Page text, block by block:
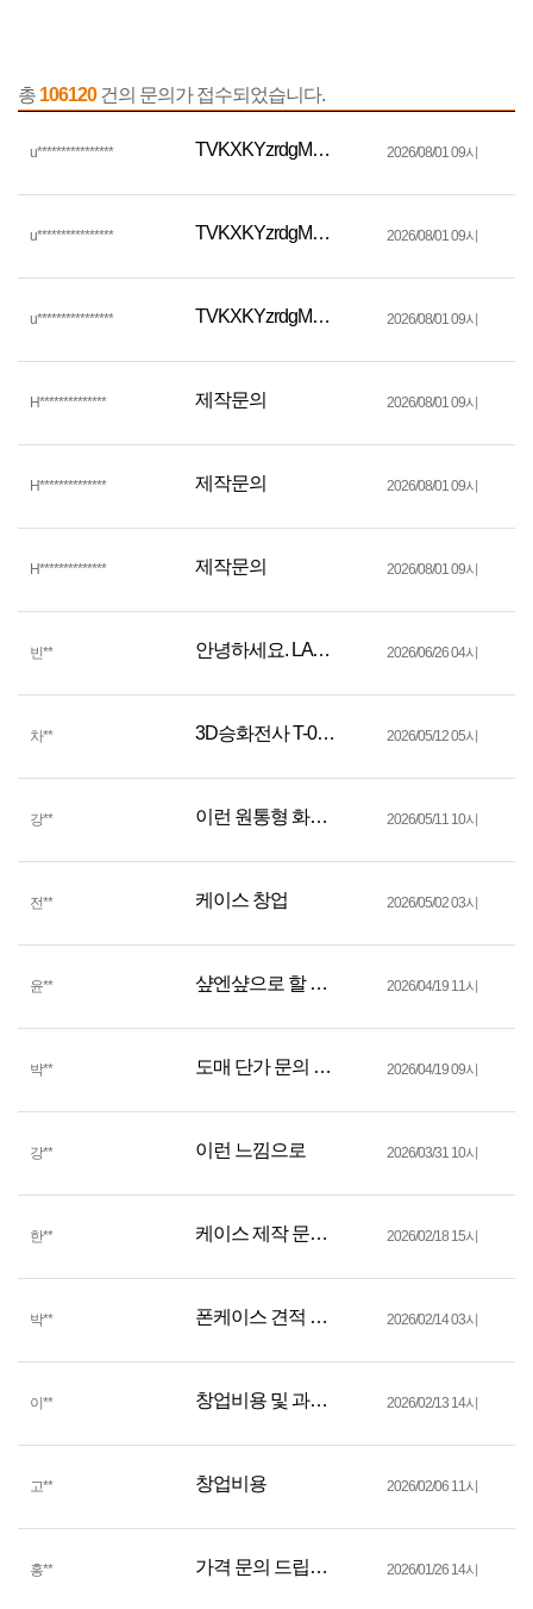
총 106120건의 문의가 접수되었습니다.
u**************** TVKXKYzrdgMsPQignfTQNyxs 2026/08/01 09시
u**************** TVKXKYzrdgMsPQignfTQNyxs 2026/08/01 09시
u**************** TVKXKYzrdgMsPQignfTQNyxs 2026/08/01 09시
H************** 제작문의 2026/08/01 09시
H************** 제작문의 2026/08/01 09시
H************** 제작문의 2026/08/01 09시
빈** 안녕하세요. LAYR 브랜드 휴대폰 케이스를 판매 준비 중입니다. 2026/06/26 04시
차** 3D승화전사 T-001 견적문의드립니다 2026/05/12 05시
강** 이런 원통형 화분에도 가능할까요!? 2026/05/11 10시
전** 케이스 창업 2026/05/02 03시
윤** 샾엔샾으로 할 케이스샾 하나 하려합니다 2026/04/19 11시
박** 도매 단가 문의 드립니다 :) 2026/04/19 09시
강** 이런 느낌으로 2026/03/31 10시
한** 케이스 제작 문의드립니다. 2026/02/18 15시
박** 폰케이스 견적 문의드립니다. 2026/02/14 03시
이 ** 창업비용 및 과정이 궁금합니다 2026/02/13 14시
고** 창업비용 2026/02/06 11시
홍** 가격 문의 드립니다. 2026/01/26 14시